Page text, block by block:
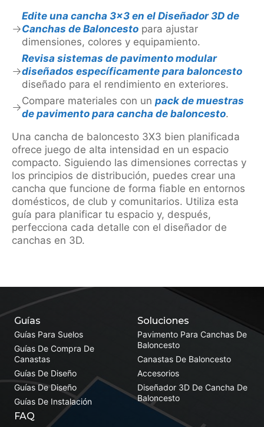
Edite una cancha 3×3 en el Diseñador 3D de
Canchas de Baloncesto para ajustar
dimensiones, colores y equipamiento.
Revisa sistemas de pavimento modular
diseñados específicamente para baloncesto
diseñado para el rendimiento en exteriores.
Compare materiales con un pack de muestras
de pavimento para cancha de baloncesto.
Una cancha de baloncesto 3X3 bien planificada
ofrece juego de alta intensidad en un espacio
compacto. Siguiendo las dimensiones correctas y
los principios de distribución, puedes crear una
cancha que funcione de forma fiable en entornos
domésticos, de club y comunitarios. Utiliza esta
guía para planificar tu espacio y, después,
perfecciona cada detalle con el diseñador de
canchas en 3D.
Soluciones
Pavimento Para Canchas De
Baloncesto
Canastas De Baloncesto
Accesorios
Diseñador 3D De Cancha De
Baloncesto
Guías
Guías Para Suelos
Guías De Compra De
Canastas
Guías De Diseño
Guías De Diseño
Guías De Instalación
FAQ